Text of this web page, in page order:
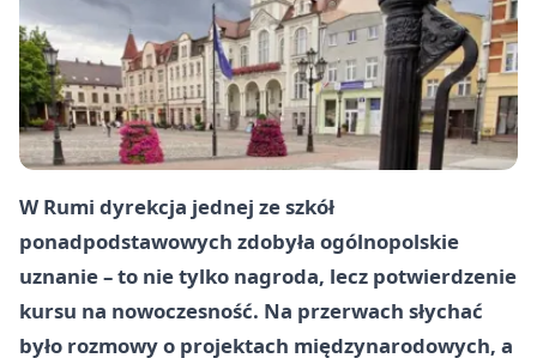
W Rumi dyrekcja jednej ze szkół
ponadpodstawowych zdobyła ogólnopolskie
uznanie – to nie tylko nagroda, lecz potwierdzenie
kursu na nowoczesność. Na przerwach słychać
było rozmowy o projektach międzynarodowych, a